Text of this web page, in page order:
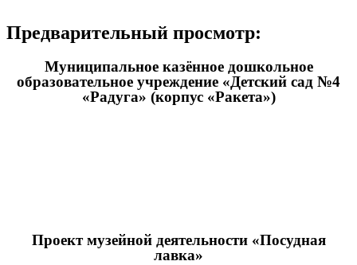
Предварительный просмотр:
Муниципальное казённое дошкольное
образовательное учреждение «Детский сад №4
«Радуга» (корпус «Ракета»)
Проект музейной деятельности «Посудная
лавка»